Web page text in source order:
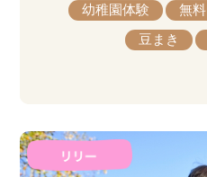
幼稚園体験
無料
豆まき